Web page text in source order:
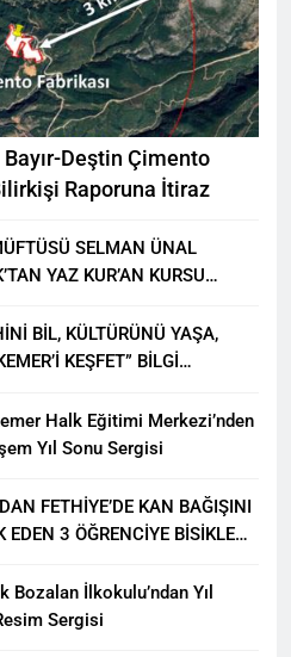
Deştin Çimento
Raporuna İtiraz
SELMAN ÜNAL
YAZ KUR’AN KURSU
BİL, KÜLTÜRÜNÜ YAŞA,
KEŞFET” BİLGİ
Halk Eğitimi Merkezi’nden
Yıl Sonu Sergisi
FETHİYE’DE KAN BAĞIŞINI
EDEN 3 ÖĞRENCİYE BİSİKLET
Bozalan İlkokulu’ndan Yıl
Sergisi